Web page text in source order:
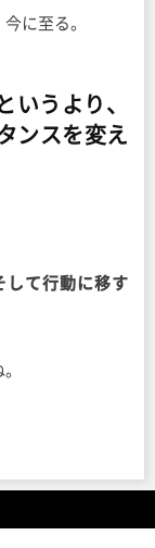
に至る。
いうより、
ンスを変え
して行動に移す